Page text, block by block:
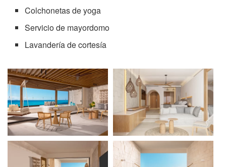
Colchonetas de yoga
Servicio de mayordomo
Lavandería de cortesía